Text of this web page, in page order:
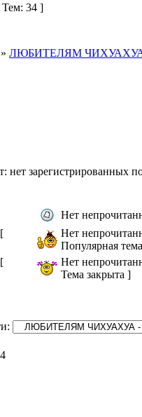
Тем: 34 ]
» ЛЮБИТЕЛЯМ
зарегистрированных
Нет
Нет
Популярная
Нет
Тема закрыта ]